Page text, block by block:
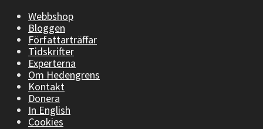
Webbshop
Bloggen
Författarträffar
Tidskrifter
Experterna
Om Hedengrens
Kontakt
Donera
In English
Cookies